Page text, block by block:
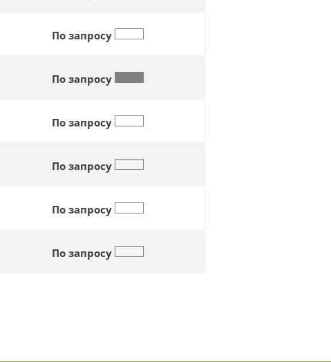
По запросу
По запросу
По запросу
По запросу
По запросу
По запросу